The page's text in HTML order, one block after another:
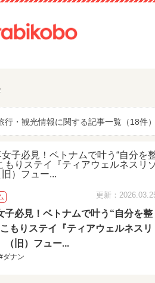
行・観光情報に関する記事一覧（18件
更新：
子必見！ベトナムで叶う“自分を整
もりステイ『ティアウェルネスリ
（旧）フュー...
ダナン